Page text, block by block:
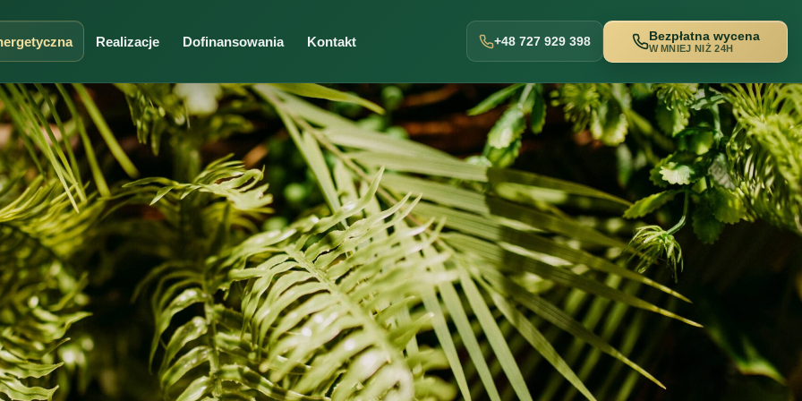
I INSTALACJE
podłogowe
UZUPEŁNIAJĄCE USŁUGI
Ładowarki do samochodów
Docieplenie
Realizacje Dofinansowania Kontakt +48 727 929 398 Bezpłatna wycena
W MNIEJ NIŻ 24H